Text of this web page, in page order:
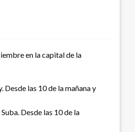
en la capital de la
las 10 de la mañana y
Desde las 10 de la